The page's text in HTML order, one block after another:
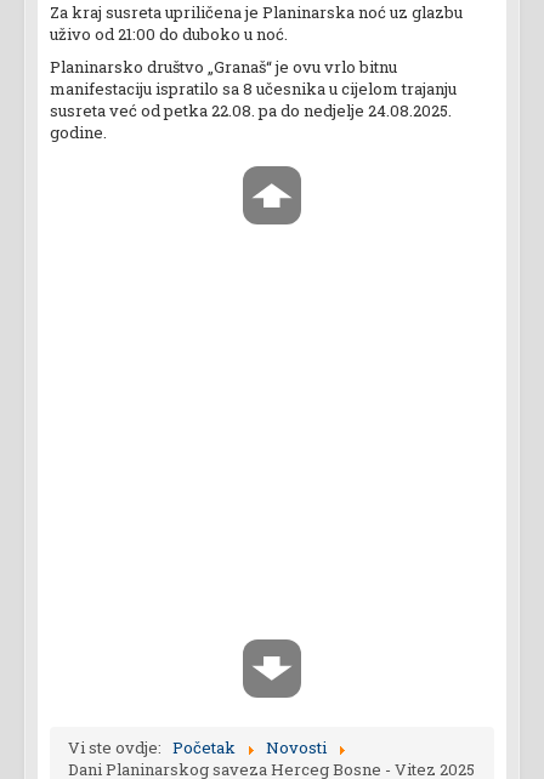
Za kraj susreta upriličena je Planinarska noć uz glazbu
uživo od 21:00 do duboko u noć.
Planinarsko društvo „Granaš“ je ovu vrlo bitnu
manifestaciju ispratilo sa 8 učesnika u cijelom trajanju
susreta već od petka 22.08. pa do nedjelje 24.08.2025.
godine.
Vi ste ovdje: Početak
Novosti
Dani Planinarskog saveza Herceg Bosne - Vitez 2025